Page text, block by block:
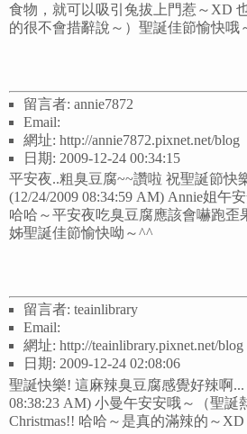
食物，就可以吸引兔拔上門惹～XD
的很不會措辭說～）聖誕佳節愉快哦
留言者: annie7872
Email:
網址: http://annie7872.pixnet.net/blog
日期: 2009-12-24 00:34:15
平安夜..粗臭豆腐~~讚啦 祝聖誕節快
(12/24/2009 08:34:59 AM) Annie姐午
哈哈～平安夜吃臭豆腐應該會嚇跑歪
姊聖誕佳節愉快呦～^^
留言者: teainlibrary
Email:
網址: http://teainlibrary.pixnet.net/blog
日期: 2009-12-24 02:08:06
聖誕快樂! 這麻辣臭豆腐感覺好辣啊...
08:38:23 AM) 小曼午安安哦～（聖誕
Christmas!! 哈哈～是真的滿辣的～XD